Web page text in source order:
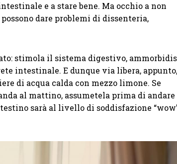
e a stare bene. Ma occhio a non
dare problemi di dissenteria,
stimola il sistema digestivo,
intestinale. E dunque via libera,
di acqua calda con mezzo limone. Se
al mattino, assumetela prima di andare
sarà al livello di soddisfazione